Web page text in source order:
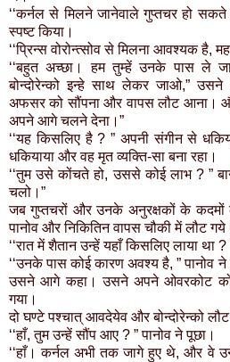
‘‘कर्नल से मिलने जानेवाले गुप्तचर हो
स्पष्ट किया।
‘‘प्रिन्स वोरोन्त्सोव से मिलना आवश्यक है,
‘‘बहुत अच्छा। हम तुम्हें उनके पास ले
बोन्दोरेन्को इन्हे साथ लेकर जाओ,”
अफसर को सौंपना और वापस लौट आना।
अपने आगे चलने देना।”
‘‘यह किसलिए है ? ” अपनी संगीन से
धकियाया और वह मृत व्यक्ति-सा बना रहा।
‘‘तुम उसे कोंचते हो, उससे कोई लाभ ? ”
चलो।”
जब गुप्तचरों और उनके अनुरक्षकों के कदमों
पानोव और निकितिन वापस चौकी में लौट
‘‘रात में शैतान उन्हें यहाँ किसलिए लाया था ?
‘‘उनके पास कोई कारण अवश्य है, ” पानोव
उसने आगे कहा। उसने अपने ओवरकोट
गया।
दो घण्टे पश्चात् आवदेयेव और बोन्दोरेन्को
‘‘हाँ, तुम उन्हें सौंप आए ? ” पानोव ने पूछा।
‘‘हाँ। कर्नल अभी तक जागे हुए थे, और वे